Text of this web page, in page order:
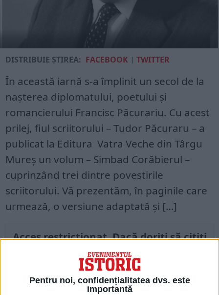
Pentru noi, confidențialitatea dvs. este
importantă
DISTRIBUIE ȘTIREA: FACEBOOK |TWITTER
În această iarnă s-a împlinit un secol de la
nașterea diplomatului, poetului și
romancierului Francisc Păcurariu. Cu acest
prilej, fiul scriitorului – Tudor Păcuraru – a
publicat la Editura Vatra Veche din Târgu
Mureș un volum – Simbad Corăbierul –
cuprinzând trei dintre povestirile
scriitorului. Vă prezentăm, în paginile care
urmează, o versiune adaptată și […]
Acces restricționat. Dacă doriți să citiți
acest articol, mergeți pe
edituradecarte.roși achiziționați ediția
Septembrie 2020